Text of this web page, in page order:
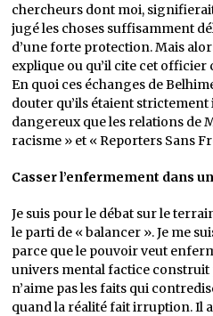
chercheurs dont moi,
jugé les choses suffisamment
d’une forte protection. Mais
explique ou qu’il cite cet
En quoi ces échanges de
douter qu’ils étaient
dangereux que les relations de
racisme » et « Reporters Sans
Casser l’enfermement dans
Je suis pour le débat sur le
le parti de « balancer ». Je me
parce que le pouvoir veut
univers mental factice construit
n’aime pas les faits qui
quand la réalité fait irruption. Il